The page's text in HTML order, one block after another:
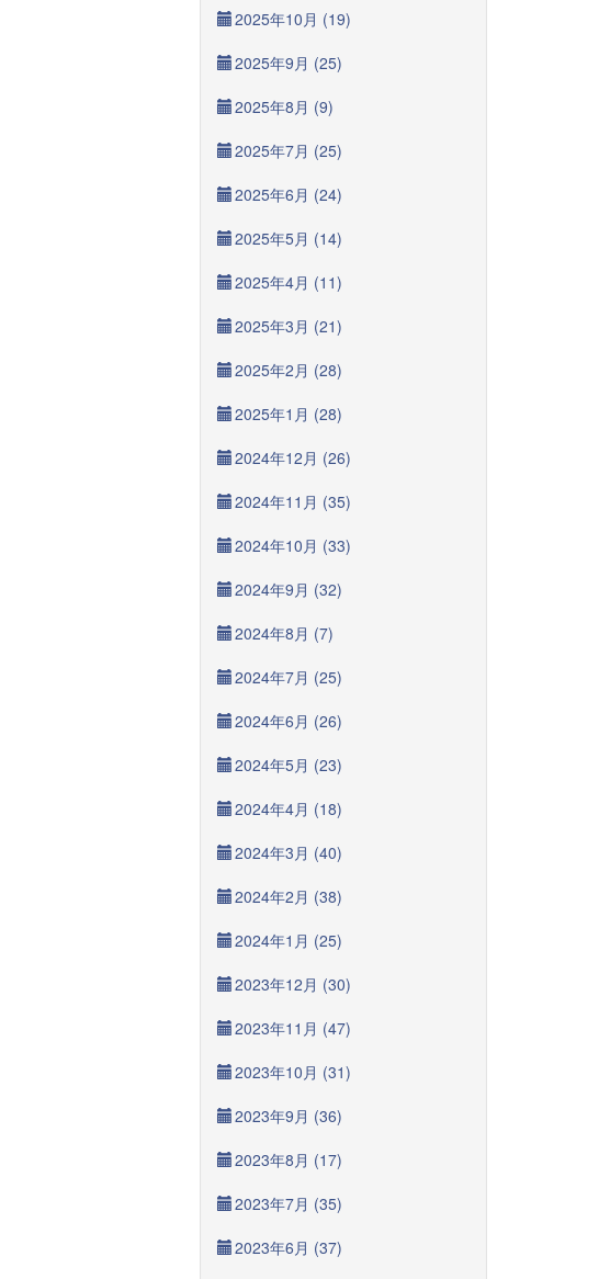
2025年10月 (19)
2025年9月 (25)
2025年8月 (9)
2025年7月 (25)
2025年6月 (24)
2025年5月 (14)
2025年4月 (11)
2025年3月 (21)
2025年2月 (28)
2025年1月 (28)
2024年12月 (26)
2024年11月 (35)
2024年10月 (33)
2024年9月 (32)
2024年8月 (7)
2024年7月 (25)
2024年6月 (26)
2024年5月 (23)
2024年4月 (18)
2024年3月 (40)
2024年2月 (38)
2024年1月 (25)
2023年12月 (30)
2023年11月 (47)
2023年10月 (31)
2023年9月 (36)
2023年8月 (17)
2023年7月 (35)
2023年6月 (37)